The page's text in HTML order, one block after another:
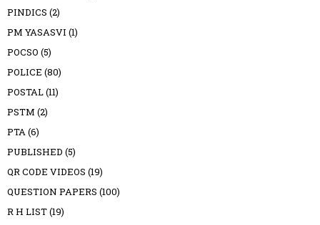
PINDICS (2)
PM YASASVI (1)
POCSO (5)
POLICE (80)
POSTAL(11)
PSTM (2)
PTA(6)
PUBLISHED (5)
QR CODE VIDEOS (19)
QUESTION PAPERS (100)
R H LIST(19)